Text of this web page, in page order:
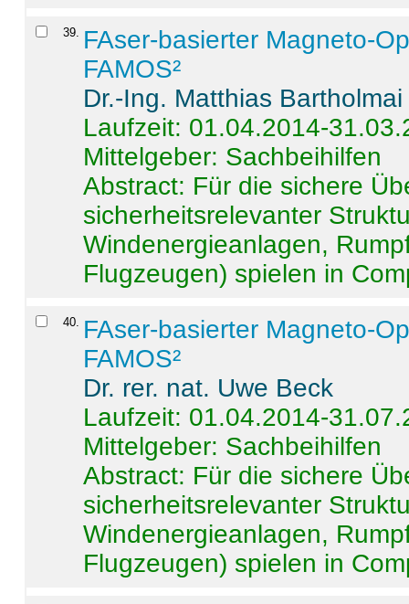
39. FAser-basierter Magneto-
FAMOS²
Dr.-Ing. Matthias Bartholmai
Laufzeit: 01.04.2014-
Mittelgeber: Sachbeihilfen
Abstract: Für die sichere
sicherheitsrelevanter
Windenergieanlagen,
Flugzeugen) spielen in
40. FAser-basierter Magneto-
FAMOS²
Dr. rer. nat. Uwe Beck
Laufzeit: 01.04.2014-
Mittelgeber: Sachbeihilfen
Abstract: Für die sichere
sicherheitsrelevanter
Windenergieanlagen,
Flugzeugen) spielen in